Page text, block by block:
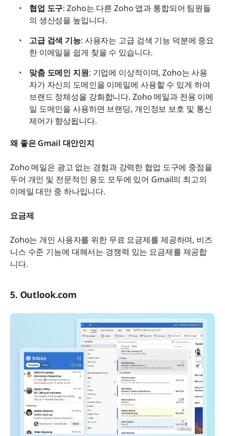
협업 도구: Zoho는 다른 Zoho 앱과 통합되어 팀원들
의 생산성을 높입니다.
고급 검색 기능: 사용자는 고급 검색 기능 덕분에 중요
한 이메일을 쉽게 찾을 수 있습니다.
맞춤 도메인 지원: 기업에 이상적이며, Zoho는 사용
자가 자신의 도메인을 이메일에 사용할 수 있게 하여
브랜드 정체성을 강화합니다. Zoho 메일과 전용 이메
일 도메인을 사용하면 브랜딩, 개인정보 보호 및 통신
제어가 향상됩니다.
왜 좋은 Gmail 대안인지
Zoho 메일은 광고 없는 경험과 강력한 협업 도구에 중점을
두어 개인 및 전문적인 용도 모두에 있어 Gmail의 최고의
이메일 대안 중 하나입니다.
요금제
Zoho는 개인 사용자를 위한 무료 요금제를 제공하며, 비즈
니스 수준 기능에 대해서는 경쟁력 있는 요금제를 제공합
니다.
5. Outlook.com